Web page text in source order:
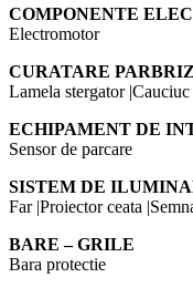
COMPONENTE
Electromotor
CURATARE
Lamela stergator
ECHIPAMENT DE
Sensor de parcare
SISTEM DE
Far |Proiector ceata
BARE – GRILE
Bara protectie